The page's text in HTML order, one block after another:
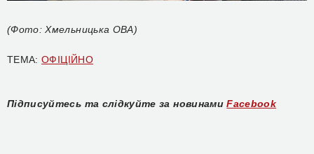
(Фото: Хмельницька ОВА)
ТЕМА:ОФІЦІЙНО
Підписуйтесь та слідкуйте за новинами Facebook